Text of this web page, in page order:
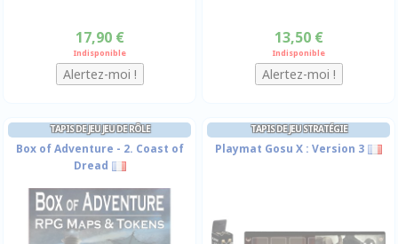
17,90 €
Indisponible
13,50 €
Indisponible
TAPIS DE JEU JEU DE RÔLE
Box of Adventure - 2. Coast of
Dread
TAPIS DE JEU STRATÉGIE
Playmat Gosu X : Version 3